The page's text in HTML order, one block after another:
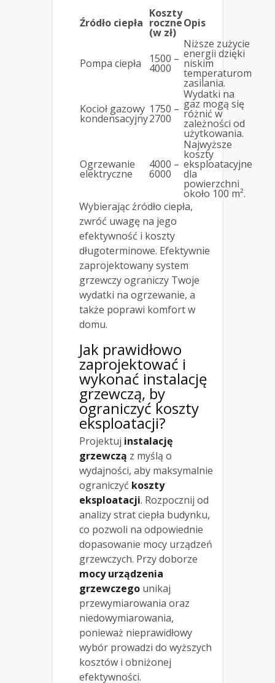
Źródło ciepła
Koszty
roczne
(w zł)
Opis
Pompa ciepła 1500 –
4000
Niższe zużycie
energii dzięki
niskim
temperaturom
zasilania.
Kocioł gazowy
kondensacyjny
1750 –
2700
Wydatki na
gaz mogą się
różnić w
zależności od
użytkowania.
Ogrzewanie
elektryczne
4000 –
6000
Najwyższe
koszty
eksploatacyjne
dla
powierzchni
około 100 m².
Wybierając źródło ciepła,
zwróć uwagę na jego
efektywność i koszty
długoterminowe. Efektywnie
zaprojektowany system
grzewczy ograniczy Twoje
wydatki na ogrzewanie, a
także poprawi komfort w
domu.
Jak prawidłowo
zaprojektować i
wykonać instalację
grzewczą, by
ograniczyć koszty
eksploatacji?
Projektuj instalację
grzewczą z myślą o
wydajności, aby maksymalnie
ograniczyć koszty
eksploatacji. Rozpocznij od
analizy strat ciepła budynku,
co pozwoli na odpowiednie
dopasowanie mocy urządzeń
grzewczych. Przy doborze
mocy urządzenia
grzewczego unikaj
przewymiarowania oraz
niedowymiarowania,
ponieważ nieprawidłowy
wybór prowadzi do wyższych
kosztów i obniżonej
efektywności.